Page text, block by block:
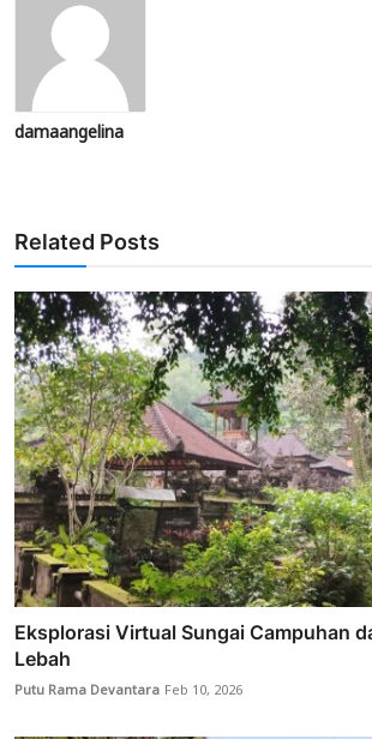
damaangelina
Related Posts
Eksplorasi Virtual Sungai Campuhan
Lebah
Putu Rama Devantara Feb 10, 2026